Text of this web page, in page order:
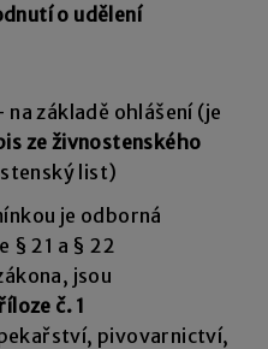
o udělení
na základě ohlášení (je
ze živnostenského
list)
je odborná
§ 21 a § 22
jsou
č. 1
pivovarnictví,